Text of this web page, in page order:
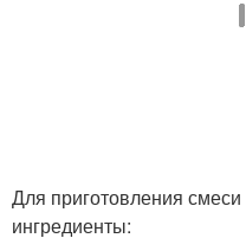
Для приготовления
ингредиенты: